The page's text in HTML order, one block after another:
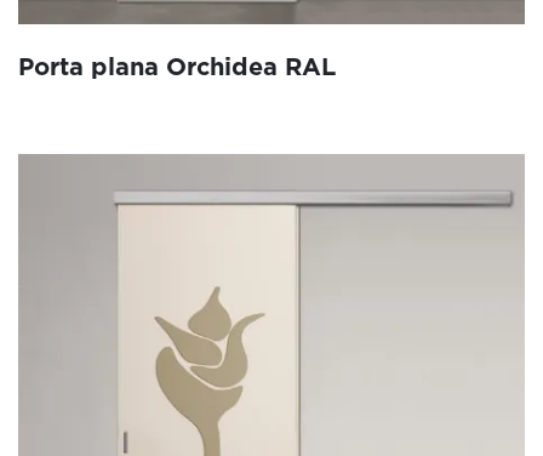
Porta plana Orchidea RAL